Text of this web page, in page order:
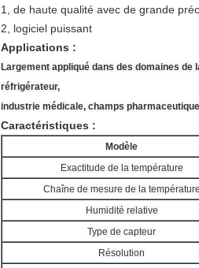
1, de haute qualité avec de grande
2, logiciel puissant
Applications :
Largement appliqué dans des domaines
réfrigérateur,
industrie médicale, champs
Caractéristiques :
Modèle
Exactitude de la température
Chaîne de mesure de la température
Humidité relative
Type de capteur
Résolution